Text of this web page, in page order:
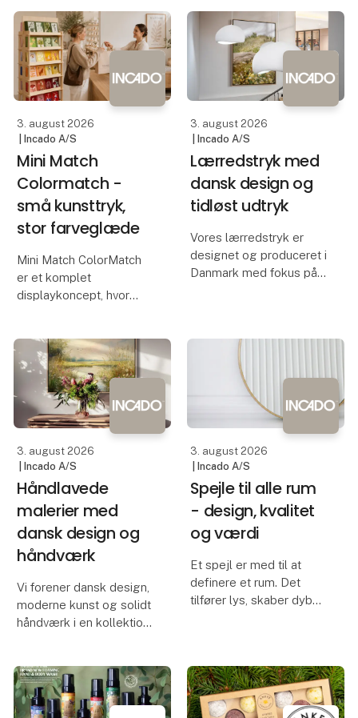
illustrationer mødes i et
varmt og tidløst univers.
Indramm
hvor skæve citater,
grafiske illustrationer og
finurlige motiver skaber
et stilrent sort-hvidt
univers med
3. august 2026
| Incado A/S
Mini Match
Colormatch -
små kunsttryk,
stor farveglæde
Mini Match ColorMatch
er et komplet
displaykoncept, hvor
højere enhed.
Kollektionen består af
80 unikke kunsttryk i det
kompakte format 17 ×
23 cm, indramme
3. august 2026
| Incado A/S
Lærredstryk med
dansk design og
tidløst udtryk
Vores lærredstryk er
designet og produceret i
Danmark med fokus på
printes på lærred i høj
kvalitet og skaber et
stilrent udtryk, der pas
3. august 2026
| Incado A/S
Håndlavede
malerier med
dansk design og
håndværk
Vi forener dansk design,
moderne kunst og solidt
håndværk i en kollektion
produceret i Danmark.
Hvert værk skabes som
mixed media, hvor print
3. august 2026
| Incado A/S
Spejle til alle rum
- design, kvalitet
og værdi
Et spejl er med til at
definere et rum. Det
tilfører lys, skaber dybde
vi udviklet en kollektion
af spejle, hvor moderne
design, høj kv